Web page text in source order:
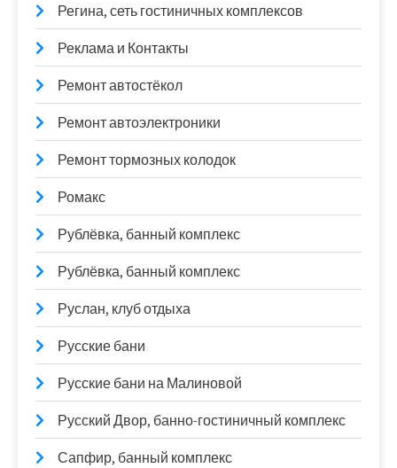
Регина, сеть гостиничных комплексов
Реклама и Контакты
Ремонт автостёкол
Ремонт автоэлектроники
Ремонт тормозных колодок
Ромакс
Рублёвка, банный комплекс
Рублёвка, банный комплекс
Руслан, клуб отдыха
Русские бани
Русские бани на Малиновой
Русский Двор, банно-гостиничный комплекс
Сапфир, банный комплекс